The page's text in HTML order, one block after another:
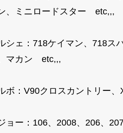
、ミニロードスター etc,,,
シェ：718ケイマン、718ス
マカン etc,,,
ボ：V90クロスカントリー
ョー：106、2008、206、